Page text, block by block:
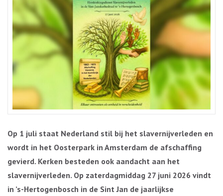
Op 1 juli staat Nederland stil bij het slavernijverleden en
wordt in het Oosterpark in Amsterdam de afschaffing
gevierd. Kerken besteden ook aandacht aan het
slavernijverleden. Op zaterdagmiddag 27 juni 2026 vindt
in ’s-Hertogenbosch in de Sint Jan de jaarlijkse